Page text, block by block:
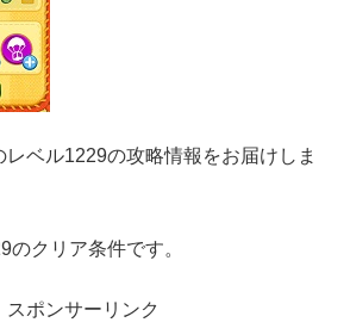
ベル1229の攻略情報をお届けしま
のクリア条件です。
スポンサーリンク